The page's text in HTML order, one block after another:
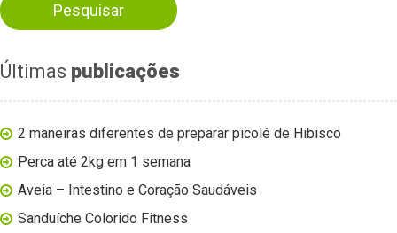
Últimas publicações
2 maneiras diferentes de preparar picolé de Hibisco
Perca até 2kg em 1 semana
Aveia – Intestino e Coração Saudáveis
Sanduíche Colorido Fitness